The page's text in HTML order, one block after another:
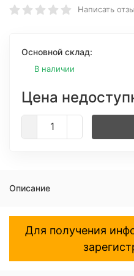
Написать
Основной склад:
В наличии
Цена
Описание
Для получения